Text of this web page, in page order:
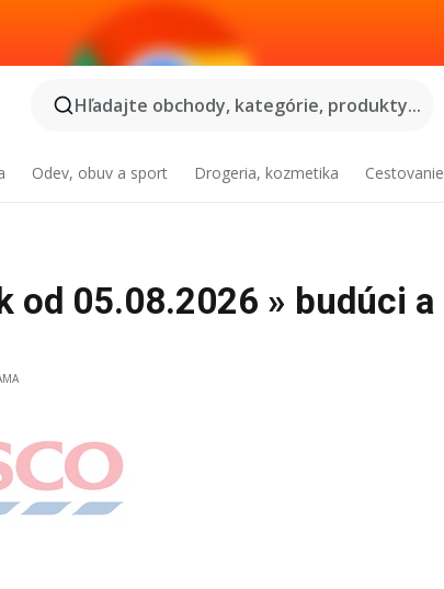
Hľadajte obchody, kategórie, produkty...
Odev, obuv a sport Drogeria, kozmetika Cestovanie
od 05.08.2026 » budúci a